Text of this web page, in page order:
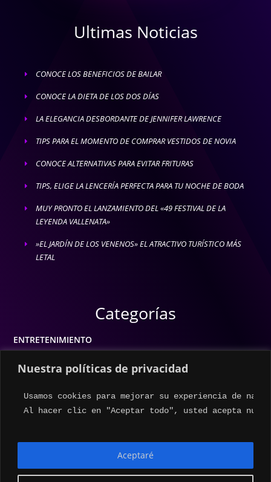
Nuestra políticas de privacidad
Usamos cookies para mejorar su experiencia de
Al hacer clic en "Aceptar todo", usted acepta
Aceptaré
Ultimas Noticias
E CONOCE LOS BENEFICIOS DE BAILAR
E CONOCE LA DIETA DE LOS DOS DÍAS
E LA ELEGANCIA DESBORDANTE DE JENNIFER LAWRENCE
E TIPS PARA EL MOMENTO DE COMPRAR VESTIDOS DE NOVIA
E CONOCE ALTERNATIVAS PARA EVITAR FRITURAS
E TIPS, ELIGE LA LENCERÍA PERFECTA PARA TU NOCHE DE BODA
E
MUY PRONTO EL LANZAMIENTO DEL «49 FESTIVAL DE LA
LEYENDA VALLENATA»
E
»EL JARDÍN DE LOS VENENOS» EL ATRACTIVO TURÍSTICO MÁS
LETAL
Categorías
ENTRETENIMIENTO
ESTILO DE VIDA